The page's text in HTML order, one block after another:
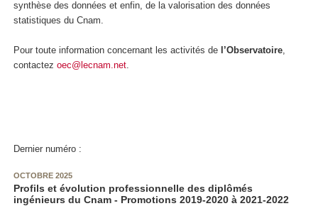
synthèse des données et enfin, de la valorisation des données
statistiques du Cnam.
Pour toute information concernant les activités de l’Observatoire
contactez oec@lecnam.net
Dernier numéro :
OCTOBRE 2025
Profils et évolution professionnelle des diplômés
ingénieurs du Cnam - Promotions 2019-2020 à 2021-2022